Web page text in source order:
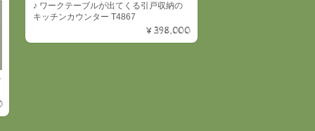
♪ ワークテーブルが出てくる引戸収納の
キッチンカウンター T4867
¥398,000